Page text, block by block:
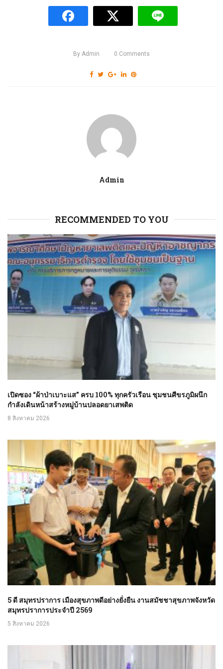
By Admin 0 Comments
Admin
RECOMMENDED TO YOU
เปิดซอง “ผ้าป่าเบาะแส” ครบ 100% ทุกครัวเรือน ชุมชนศีขรภูมิผนึก
กำลังเดินหน้าสร้างหมู่บ้านปลอดยาเสพติด
8 สิงหาคม 2026
5 ดี สมุทรปราการ เมืองสุขภาพดีอย่างยั่งยืน งานสมัชชาสุขภาพจังหวัด
สมุทรปราการประจำปี 2569
5 สิงหาคม 2026